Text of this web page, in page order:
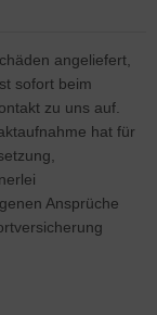
angeliefert,
sofort beim
zu uns auf.
hat für
Ansprüche